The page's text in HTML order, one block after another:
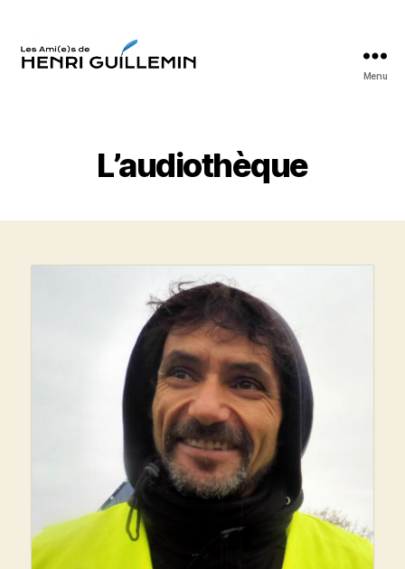
Menu
L’audiothèque